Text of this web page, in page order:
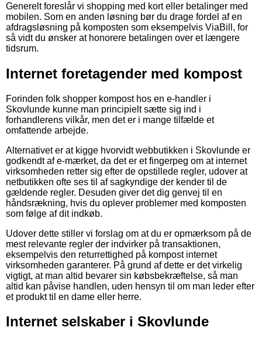
Generelt foreslår vi shopping med kort eller betalinger med
mobilen. Som en anden løsning bør du drage fordel af en
afdragsløsning på komposten som eksempelvis ViaBill, for
så vidt du ønsker at honorere betalingen over et længere
tidsrum.
Internet foretagender med kompost
Forinden folk shopper kompost hos en e-handler i
Skovlunde kunne man principielt sætte sig ind i
forhandlerens vilkår, men det er i mange tilfælde et
omfattende arbejde.
Alternativet er at kigge hvorvidt webbutikken i Skovlunde er
godkendt af e-mærket, da det er et fingerpeg om at internet
virksomheden retter sig efter de opstillede regler, udover at
netbutikken ofte ses til af sagkyndige der kender til de
gældende regler. Desuden giver det dig genvej til en
håndsrækning, hvis du oplever problemer med komposten
som følge af dit indkøb.
Udover dette stiller vi forslag om at du er opmærksom på de
mest relevante regler der indvirker på transaktionen,
eksempelvis den returrettighed på kompost internet
virksomheden garanterer. På grund af dette er det virkelig
vigtigt, at man altid bevarer sin købsbekræftelse, så man
altid kan påvise handlen, uden hensyn til om man leder efter
et produkt til en dame eller herre.
Internet selskaber i Skovlunde